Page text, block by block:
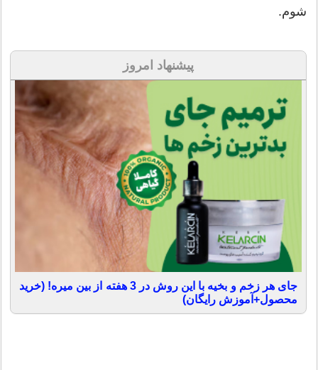
شوم.
پیشنهاد امروز
جای هر زخم و بخیه با این روش در 3 هفته از بین میره! (خرید
محصول+آموزش رایگان)